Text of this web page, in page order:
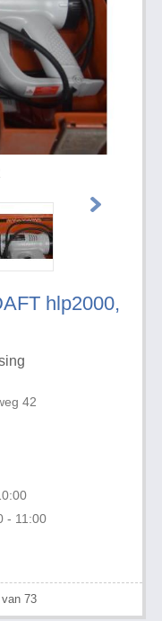
hlp2000,
42
- 11:00
73